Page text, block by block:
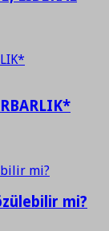
mi?